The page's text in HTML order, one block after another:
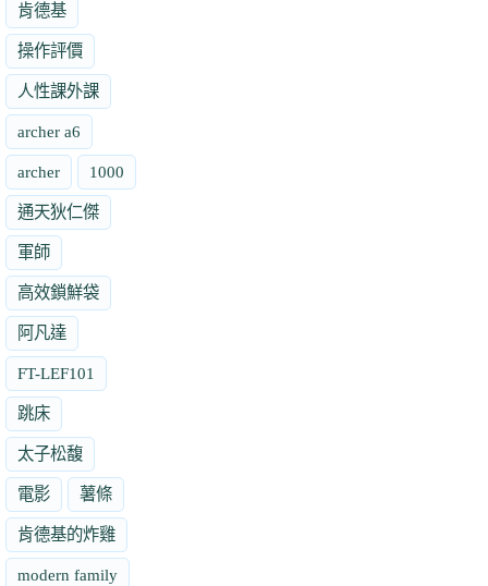
肯德基
操作評價
人性課外課
archer a6
archer 1000
通天狄仁傑
軍師
高效鎖鮮袋
阿凡達
FT-LEF101
跳床
太子松馥
電影 薯條
肯德基的炸雞
modern family